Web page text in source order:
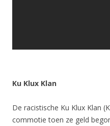
Ku Klux Klan
De racistische Ku Klux Klan
commotie toen ze geld